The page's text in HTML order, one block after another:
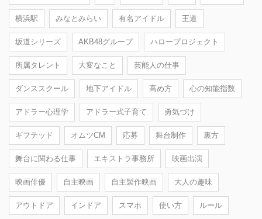
横浜駅 みなとみらい 有名アイドル 王道
坂道シリーズ AKB48グループ ハロープロジェクト
所属タレント 大変なこと 芸能人の仕事
ダンススクール 地下アイドル 高め方 心の知能指数
アドラー心理学 アドラー式子育て 勇気づけ
ギフテッド オムツCM 応募 舞台制作 裏方
舞台に関わる仕事 エキストラ事務所 映画出演
映画俳優 自主映画 自主製作映画 大人の趣味
アウトドア インドア スマホ 使い方 ルール